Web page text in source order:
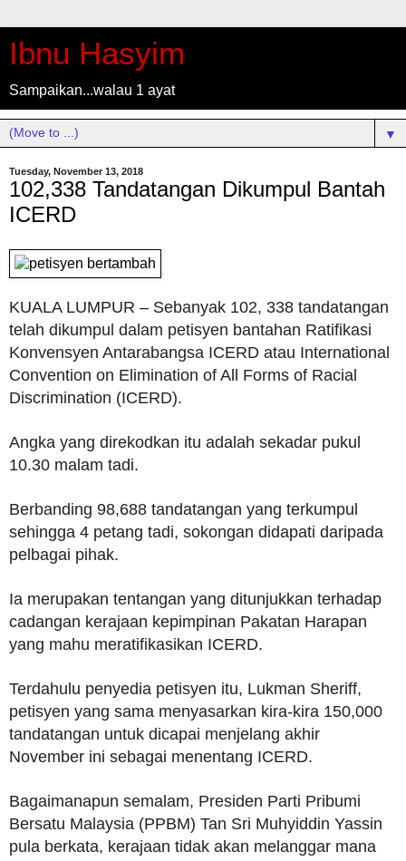
Ibnu Hasyim
Sampaikan...walau 1 ayat
▼
Tuesday, November 13, 2018
102,338 Tandatangan Dikumpul Bantah
ICERD
KUALA LUMPUR – Sebanyak 102, 338 tandatangan
telah dikumpul dalam petisyen bantahan Ratifikasi
Konvensyen Antarabangsa ICERD atau International
Convention on Elimination of All Forms of Racial
Discrimination (ICERD).
Angka yang direkodkan itu adalah sekadar pukul
10.30 malam tadi.
Berbanding 98,688 tandatangan yang terkumpul
sehingga 4 petang tadi, sokongan didapati daripada
pelbagai pihak.
Ia merupakan tentangan yang ditunjukkan terhadap
cadangan kerajaan kepimpinan Pakatan Harapan
yang mahu meratifikasikan ICERD.
Terdahulu penyedia petisyen itu, Lukman Sheriff,
petisyen yang sama menyasarkan kira-kira 150,000
tandatangan untuk dicapai menjelang akhir
November ini sebagai menentang ICERD.
Bagaimanapun semalam, Presiden Parti Pribumi
Bersatu Malaysia (PPBM) Tan Sri Muhyiddin Yassin
pula berkata, kerajaan tidak akan melanggar mana